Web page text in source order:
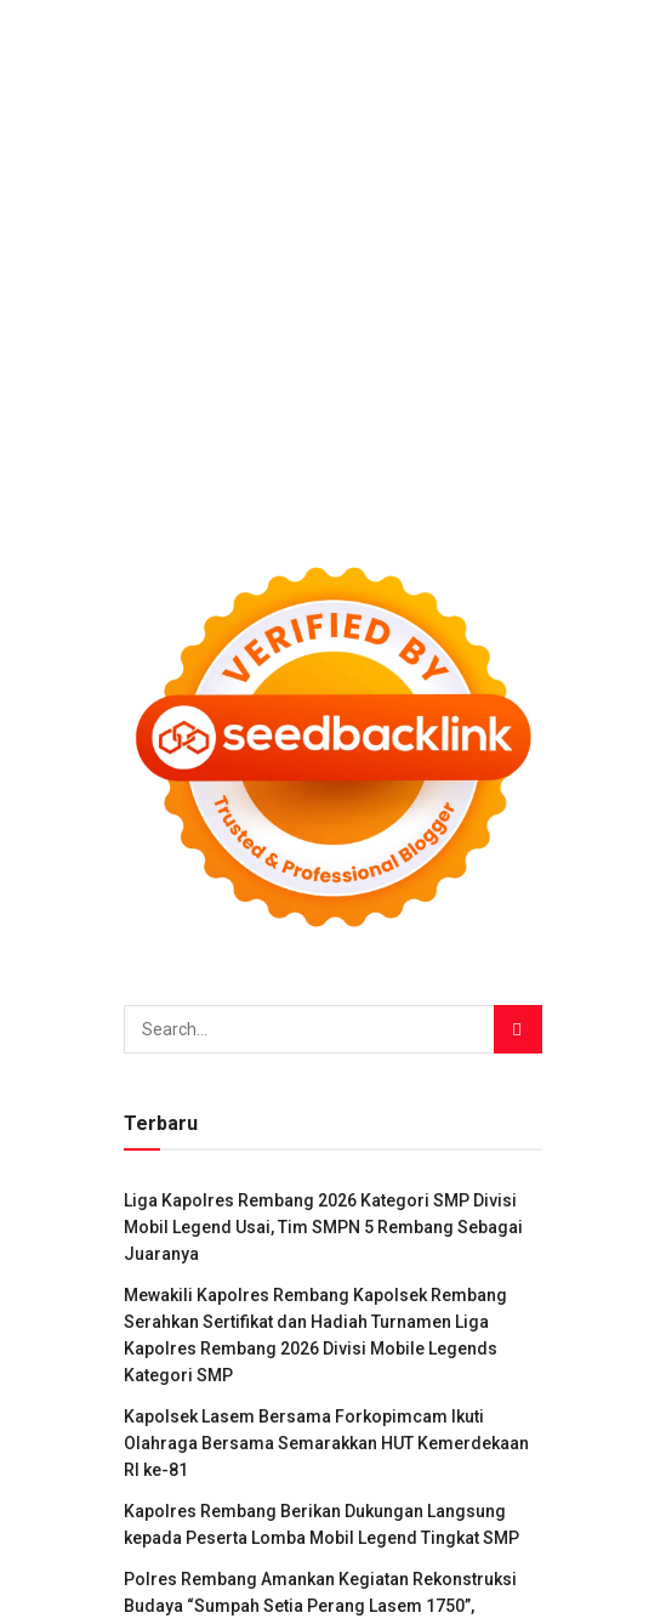
Terbaru
Liga Kapolres Rembang 2026 Kategori SMP Divisi
Mobil Legend Usai, Tim SMPN 5 Rembang Sebagai
Juaranya
Mewakili Kapolres Rembang Kapolsek Rembang
Serahkan Sertifikat dan Hadiah Turnamen Liga
Kapolres Rembang 2026 Divisi Mobile Legends
Kategori SMP
Kapolsek Lasem Bersama Forkopimcam Ikuti
Olahraga Bersama Semarakkan HUT Kemerdekaan
RI ke-81
Kapolres Rembang Berikan Dukungan Langsung
kepada Peserta Lomba Mobil Legend Tingkat SMP
Polres Rembang Amankan Kegiatan Rekonstruksi
Budaya “Sumpah Setia Perang Lasem 1750”,